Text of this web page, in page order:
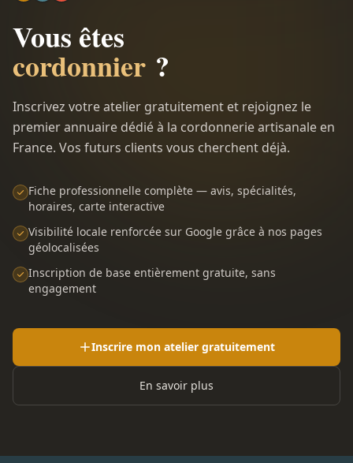
Vous êtes
cordonnier ?
Inscrivez votre atelier gratuitement et rejoignez le
premier annuaire dédié à la cordonnerie artisanale en
France. Vos futurs clients vous cherchent déjà.
Fiche professionnelle complète — avis, spécialités,
horaires, carte interactive
Visibilité locale renforcée sur Google grâce à nos pages
géolocalisées
Inscription de base entièrement gratuite, sans
engagement
Inscrire mon atelier gratuitement
En savoir plus